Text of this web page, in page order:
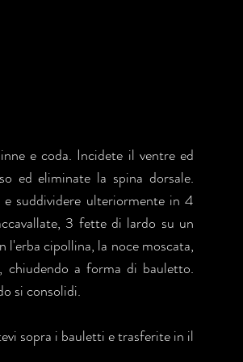
e coda. Incidete il ventre ed
ed eliminate la spina dorsale.
suddividere ulteriormente in 4
3 fette di lardo su un
cipollina, la noce moscata,
a forma di bauletto.
si consolidi.
sopra i bauletti e trasferite in il